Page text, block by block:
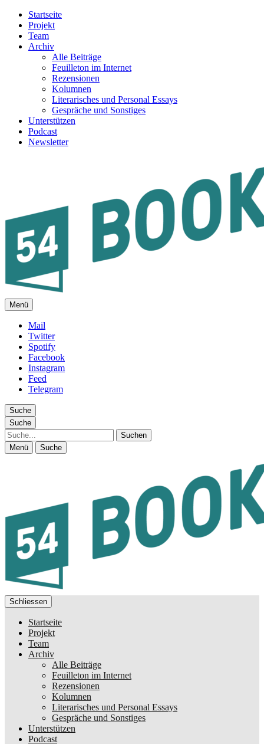
Startseite
Projekt
Team
Archiv
Alle Beiträge
Feuilleton im Internet
Rezensionen
Kolumnen
Literarisches und Personal Essays
Gespräche und Sonstiges
Unterstützen
Podcast
Newsletter
FEUILLETON IM INTERNET
Menü
Mail
Twitter
Spotify
Facebook
Instagram
Feed
Telegram
Suche
Suche
Suche
Menü Suche
Schliessen
Startseite
Projekt
Team
Archiv
Alle Beiträge
Feuilleton im Internet
Rezensionen
Kolumnen
Literarisches und Personal Essays
Gespräche und Sonstiges
Unterstützen
Podcast